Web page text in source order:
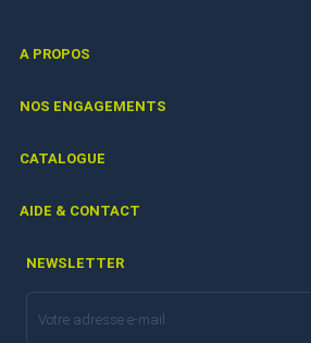
A PROPOS
NOS ENGAGEMENTS
CATALOGUE
AIDE & CONTACT
NEWSLETTER